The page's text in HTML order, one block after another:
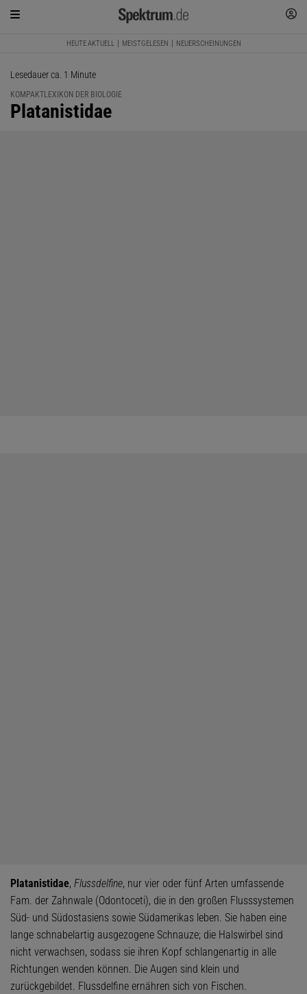
HEUTE AKTUELL MEISTGELESEN NEUERSCHEINUNGEN
Lesedauer ca. 1 Minute
KOMPAKTLEXIKON DER BIOLOGIE
:
Platanistidae
Platanistidae, Flussdelfine, nur vier oder fünf Arten umfassende
Fam. der Zahnwale (Odontoceti), die in den großen Flusssystemen
Süd- und Südostasiens sowie Südamerikas leben. Sie haben eine
lange schnabelartig ausgezogene Schnauze; die Halswirbel sind
nicht verwachsen, sodass sie ihren Kopf schlangenartig in alle
Richtungen wenden können. Die Augen sind klein und
zurückgebildet. Flussdelfine ernähren sich von Fischen.